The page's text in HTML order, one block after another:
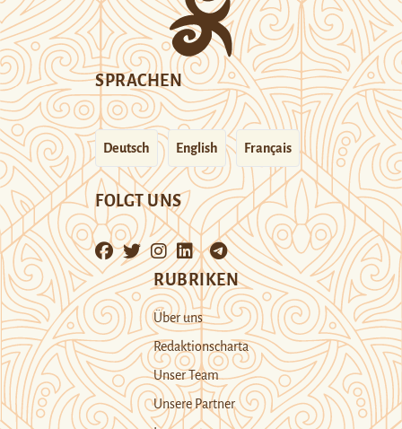
SPRACHEN
Deutsch English Français
FOLGT UNS
RUBRIKEN
Über uns
Redaktionscharta
Unser Team
Unsere Partner